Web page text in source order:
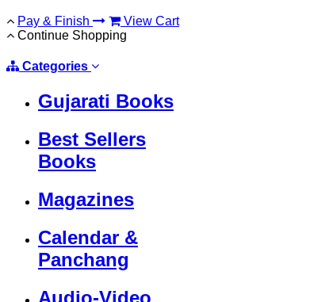
Pay & Finish
View Cart
Continue Shopping
Categories
Gujarati Books
Best Sellers
Books
Magazines
Calendar &
Panchang
Audio-Video